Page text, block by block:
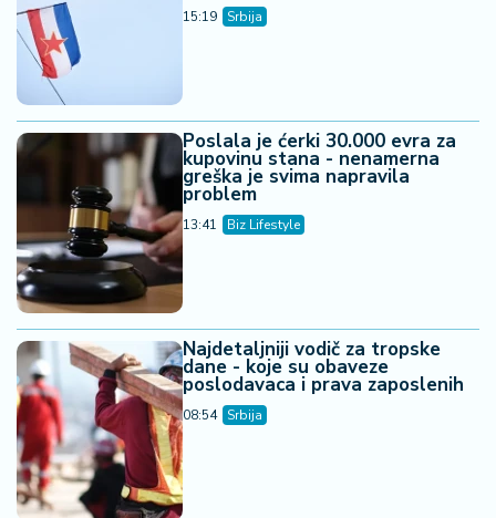
15:19 Srbija
Poslala je ćerki 30.000 evra za
kupovinu stana - nenamerna
greška je svima napravila
problem
13:41 Biz Lifestyle
Najdetaljniji vodič za tropske
dane - koje su obaveze
poslodavaca i prava zaposlenih
08:54 Srbija